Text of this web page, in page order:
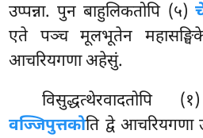
उप्पन्ना. पुन बाहुलिकतोपि (५)
एते पञ्च मूलभूतेन
आचरियगणा अहेसुं.
वज्जिपुत्तकोति द्वे आचरियगणा